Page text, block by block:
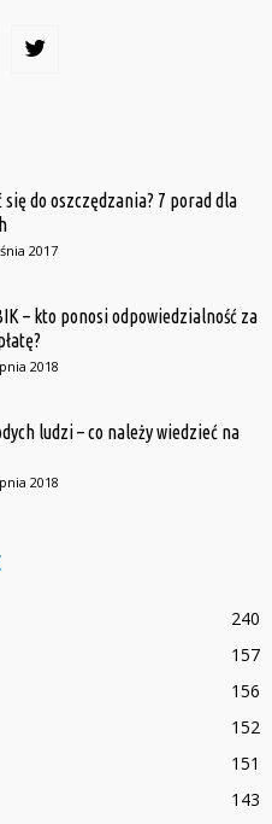
się do oszczędzania? 7 porad dla
2017
– kto ponosi odpowiedzialność za
2018
ludzi – co należy wiedzieć na
2018
240
157
156
152
151
143